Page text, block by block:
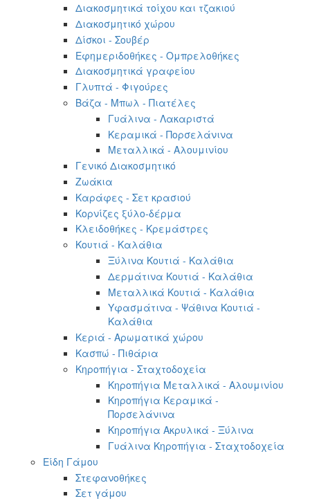
Διακοσμητικά τοίχου και τζακιού
Διακοσμητικό χώρου
Δίσκοι - Σουβέρ
Εφημεριδοθήκες - Ομπρελοθήκες
Διακοσμητικά γραφείου
Γλυπτά - Φιγούρες
Βάζα - Μπωλ - Πιατέλες
Γυάλινα - Λακαριστά
Κεραμικά - Πορσελάνινα
Μεταλλικά - Αλουμινίου
Γενικό Διακοσμητικό
Ζωάκια
Καράφες - Σετ κρασιού
Κορνίζες ξύλο-δέρμα
Κλειδοθήκες - Κρεμάστρες
Κουτιά - Καλάθια
Ξύλινα Κουτιά - Καλάθια
Δερμάτινα Κουτιά - Καλάθια
Μεταλλικά Κουτιά - Καλάθια
Υφασμάτινα - Ψάθινα Κουτιά -
Καλάθια
Κεριά - Αρωματικά χώρου
Κασπώ - Πιθάρια
Κηροπήγια - Σταχτοδοχεία
Κηροπήγια Μεταλλικά - Αλουμινίου
Κηροπήγια Κεραμικά -
Πορσελάνινα
Κηροπήγια Ακρυλικά - Ξύλινα
Γυάλινα Κηροπήγια - Σταχτοδοχεία
Είδη Γάμου
Στεφανοθήκες
Σετ γάμου